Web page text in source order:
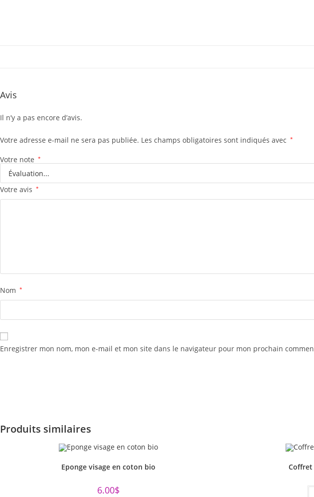
Avis
Il n’y a pas encore d’avis.
Votre adresse e-mail ne sera pas publiée. Les champs obligatoires sont indiqués avec *
Votre note *
Votre avis *
Nom *
Enregistrer mon nom, mon e-mail et mon site dans le navigateur pour mon prochain
Produits similaires
Eponge visage en coton bio
6.00$
Coffret